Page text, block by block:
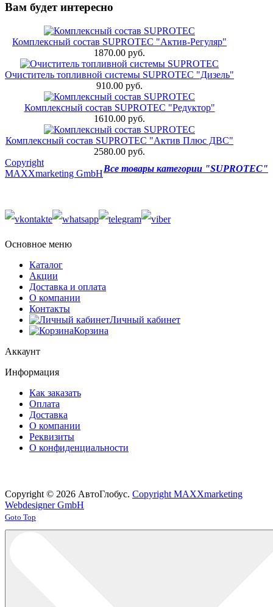
Вам будет интересно
Комплексный состав SUPROTEC "Актив-Регуляр"
1870.00 руб.
Очиститель топливной системы SUPROTEC "Дизель"
910.00 руб.
Комплексный состав SUPROTEC "Редуктор"
1610.00 руб.
Комплексный состав SUPROTEC "Актив Плюс ДВС"
2580.00 руб.
Все товары категории "SUPROTEC"
Copyright
MAXXmarketing GmbH
Основное меню
Каталог
Акции
Доставка и оплата
О компании
Контакты
Личный кабинет
Корзина
Аккаунт
Информация
Как заказать
Оплата
Доставка
О компании
Реквизиты
О конфиденциальности
Copyright © 2026 АвтоГлобус. Copyright MAXXmarketing
Webdesigner GmbH
Joomla! 3 Templates
Goto Top